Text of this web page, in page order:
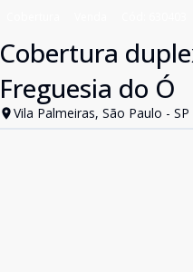
Cobertura
Freguesia do Ó
Vila Palmeiras, São Paulo - SP